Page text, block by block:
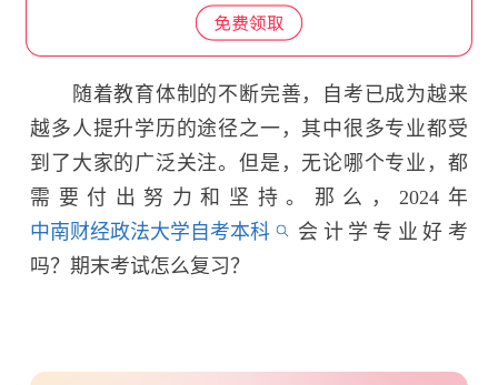
随着教育体制的不断完善，自考已成为越来
越多人提升学历的途径之一，其中很多专业都受
到了大家的广泛关注。但是，无论哪个专业，都
需要付出努力和坚持。那么，2024年
中南财经政法大学自考本科
会计学专业好考
吗？期末考试怎么复习？